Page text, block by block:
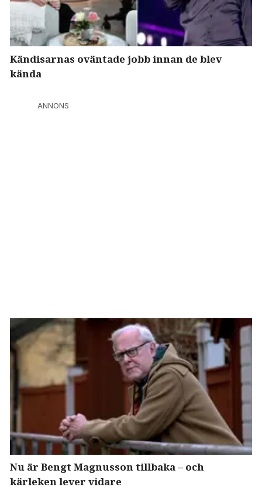
Kändisarnas oväntade jobb innan de blev
kända
ANNONS
Nu är Bengt Magnusson tillbaka – och
kärleken lever vidare